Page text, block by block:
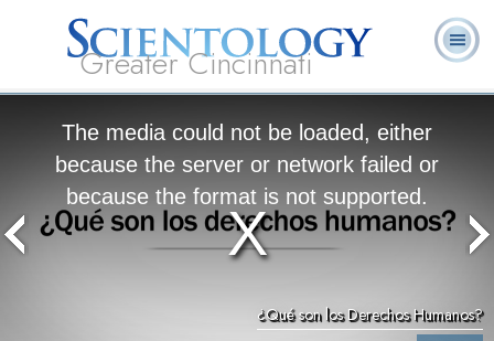
Greater Cincinnati
The media could not be loaded, either
because the server or network failed or
because the format is not supported.
¿Qué son los Derechos Humanos?